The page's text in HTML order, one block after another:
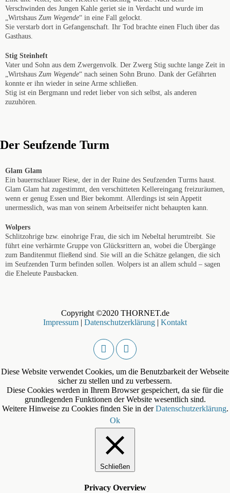
Verschwinden des Jungen Kahle geriet sie in Verdacht und wurde im
„Wirtshaus Zum Wegende“ in eine Fall gelockt.
Sie verstarb dort in Gefangenschaft. Ihr Tod brachte einen Fluch über das
Gasthaus.
Stig Steinheft
Vater und Sohn aus dem Zwergenvolk. Der Zwerg Stig suchte lange Zeit in
„Wirtshaus Zum Wegende“ nach seinen Sohn Bruno. Dank der Gefährten
konnte er ihn wieder in seine Arme schließen.
Stig ist ein Bergmann und redet lieber von sich selbst, als anderen
zuzuhören.
Der Seufzende Turm
Glam Glam
Ein bauernschlauer Riese, der in der Ruine des Seufzenden Turms haust.
Glam Glam hat zugestimmt, den verschütteten Kellereingang freizuräumen,
wenn er genug Essen und Bier bekommt. Allerdings ist sein Appetit
unermesslich, was man von seinem Arbeitseifer nicht behaupten kann.
Wolpers
Schlitzohrige bzw. einohrige Frau, die sich im Nebeltal herumtreibt. Sie
führt eine verhärmte Gruppe von Glücksrittern an, wobei die Übergänge
zum Banditenmut fließend sind. Sie will an die Schätze gelangen, die sich
im Seufzenden Turm befinden sollen. Wolpers ist an allem schuld – sagen
die Eheleute Pausbacken.
Copyright ©2020 THORNET.de
Impressum | Datenschutzerklärung | Kontakt
Diese Website verwendet Cookies, um die Benutzbarkeit der Webseite
sicher zu stellen und zu verbessern.
Diese Cookies werden in Ihrem Browser gespeichert, da sie für die
grundlegenden Funktionen der Website wesentlich sind.
Weitere Hinweise zu Cookies finden Sie in derDatenschutzerklärung.
Ok
Schließen
Privacy Overview